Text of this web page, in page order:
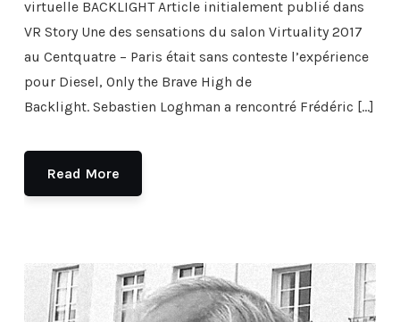
virtuelle BACKLIGHT Article initialement publié dans
VR Story Une des sensations du salon Virtuality 2017
au Centquatre – Paris était sans conteste l’expérience
pour Diesel, Only the Brave High de
Backlight. Sebastien Loghman a rencontré Frédéric […]
Read More